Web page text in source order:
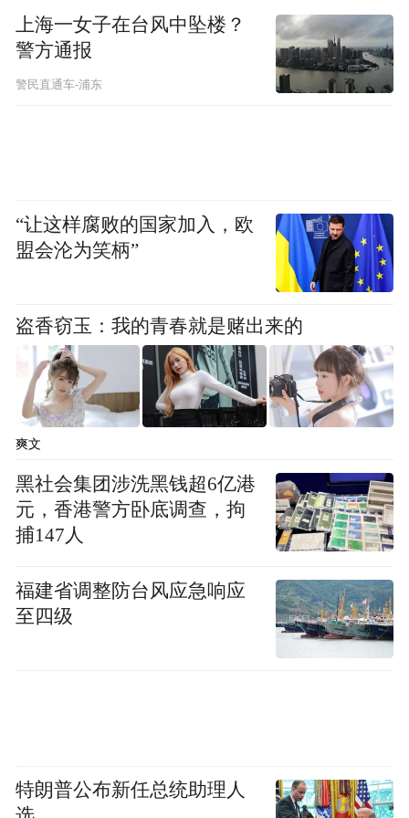
各方将持续发挥自身优势，不断优化信托管
理与运作，让每一份善款都能发挥最大效
审核：周盛祥
上海一女子在台风中坠楼？
警方通报
警民直通车-浦东
“让这样腐败的国家加入，欧
盟会沦为笑柄”
盗香窃玉：我的青春就是赌出来的
爽文
黑社会集团涉洗黑钱超6亿港
元，香港警方卧底调查，拘
捕147人
福建省调整防台风应急响应
至四级
特朗普公布新任总统助理人